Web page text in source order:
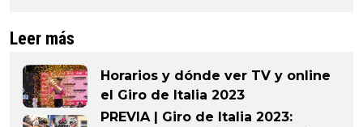
Leer más
Horarios y dónde ver TV y online
el Giro de Italia 2023
PREVIA | Giro de Italia 2023: